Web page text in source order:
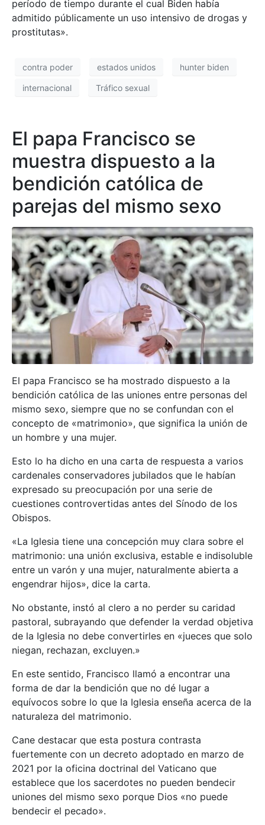
período de tiempo durante el cual Biden había
admitido públicamente un uso intensivo de drogas y
prostitutas».
contra poder estados unidos hunter biden
internacional Tráfico sexual
El papa Francisco se
muestra dispuesto a la
bendición católica de
parejas del mismo sexo
El papa Francisco se ha mostrado dispuesto a la
bendición católica de las uniones entre personas del
mismo sexo, siempre que no se confundan con el
concepto de «matrimonio», que significa la unión de
un hombre y una mujer.
Esto lo ha dicho en una carta de respuesta a varios
cardenales conservadores jubilados que le habían
expresado su preocupación por una serie de
cuestiones controvertidas antes del Sínodo de los
Obispos.
«La Iglesia tiene una concepción muy clara sobre el
matrimonio: una unión exclusiva, estable e indisoluble
entre un varón y una mujer, naturalmente abierta a
engendrar hijos», dice la carta.
No obstante, instó al clero a no perder su caridad
pastoral, subrayando que defender la verdad objetiva
de la Iglesia no debe convertirles en «jueces que solo
niegan, rechazan, excluyen.»
En este sentido, Francisco llamó a encontrar una
forma de dar la bendición que no dé lugar a
equívocos sobre lo que la Iglesia enseña acerca de la
naturaleza del matrimonio.
Cane destacar que esta postura contrasta
fuertemente con un decreto adoptado en marzo de
2021 por la oficina doctrinal del Vaticano que
establece que los sacerdotes no pueden bendecir
uniones del mismo sexo porque Dios «no puede
bendecir el pecado».